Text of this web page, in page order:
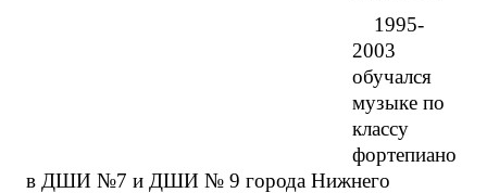
1995-
2003
обучался
музыке по
классу
фортепиано
в ДШИ №7 и ДШИ № 9 города Нижнего